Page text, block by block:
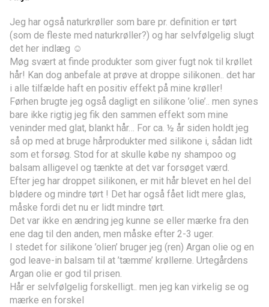
Jeg har også naturkrøller som bare pr. definition er tørt
(som de fleste med naturkrøller?) og har selvfølgelig slugt
det her indlæg ☺
Møg svært at finde produkter som giver fugt nok til krøllet
hår! Kan dog anbefale at prøve at droppe silikonen.. det har
i alle tilfælde haft en positiv effekt på mine krøller!
Førhen brugte jeg også dagligt en silikone ’olie’.. men synes
bare ikke rigtig jeg fik den sammen effekt som mine
veninder med glat, blankt hår… For ca. ½ år siden holdt jeg
så op med at bruge hårprodukter med silikone i, sådan lidt
som et forsøg. Stod for at skulle købe ny shampoo og
balsam alligevel og tænkte at det var forsøget værd.
Efter jeg har droppet silikonen, er mit hår blevet en hel del
blødere og mindre tørt ! Det har også fået lidt mere glas,
måske fordi det nu er lidt mindre tørt.
Det var ikke en ændring jeg kunne se eller mærke fra den
ene dag til den anden, men måske efter 2-3 uger.
I stedet for silikone ’olien’ bruger jeg (ren) Argan olie og en
god leave-in balsam til at ’tæmme’ krøllerne. Urtegårdens
Argan olie er god til prisen.
Hår er selvfølgelig forskelligt.. men jeg kan virkelig se og
mærke en forskel